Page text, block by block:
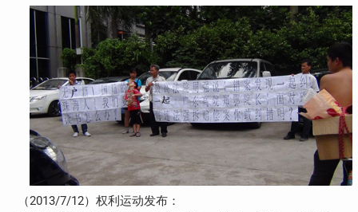
（2013/7/12）权利运动发布：